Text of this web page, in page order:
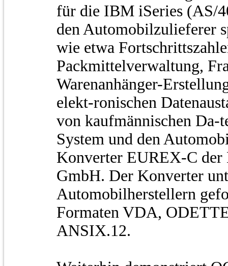
für die IBM iSeries (AS/
den Automobilzulieferer
wie etwa
Packmittelverwaltung,
Warenanhänger-
elekt-ronischen
von kaufmännischen Da-
System und den
Konverter EUREX-C der
GmbH. Der Konverter
Automobilherstellern
Formaten VDA,
ANSIX.12.